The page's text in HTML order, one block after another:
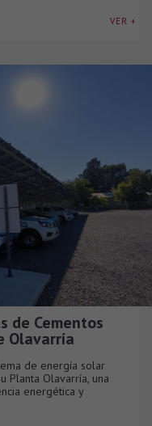
VER +
de Cementos
Olavarría
de energía solar
Planta Olavarría, una
energética y